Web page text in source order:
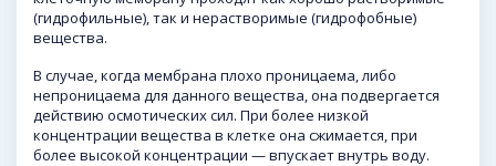
(гидрофильные), так и нерастворимые (гидрофобные)
вещества.
В случае, когда мембрана плохо проницаема, либо
непроницаема для данного вещества, она подвергается
действию осмотических сил. При более низкой
концентрации вещества в клетке она сжимается, при
более высокой концентрации — впускает внутрь воду.